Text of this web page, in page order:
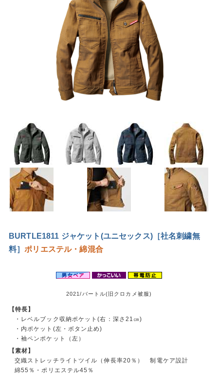
BURTLE1811 ジャケット(ユニセックス)［社名刺繍無
料］ポリエステル・綿混合
2021/バートル(旧クロカメ被服)
【特長】
・レベルブック収納ポケット(右：深さ21㎝)
・内ポケット(左・ボタン止め)
・袖ペンポケット（左）
【素材】
交織ストレッチライトツイル（伸長率20％） 制電ケア設計
綿55％・ポリエステル45％